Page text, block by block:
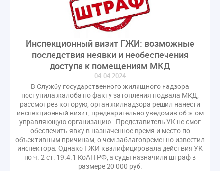
Законопроект теплоснабжение ответственность
Заседание
Комиссия РСПП по ЖКХ
Конституционный Суд
Кошелев Пахомов
Лицензии М.Геллер
Новая УК
ПМЮФ
ПМЮФ-2024
Перепланировка ОДИ
Пломба
Поручение Президента
Правительства РФ
Правительство диагностика
Праздники
РКЦ
Разъяснения
Регулирование Малахов
Резолюция
Рейтинг
Свидетельство о поверке
Собрание собственников
Инспекционный визит ГЖИ: возможные
последствия неявки и необеспечения
доступа к помещениям МКД
04.04.2024
В Службу государственного жилищного надзора
поступила жалоба по факту затопления подвала МКД,
рассмотрев которую, орган жилнадзора решил нанести
инспекционный визит, предварительно уведомив об этом
управляющую организацию. Представитель УК не смог
обеспечить явку в назначенное время и место по
объективным причинам, о чем заблаговременно известил
инспектора. Однако ГЖИ квалифицировала действия УК
по ч. 2 ст. 19.4.1 КоАП РФ, а суды назначили штраф в
размере 20 000 руб.